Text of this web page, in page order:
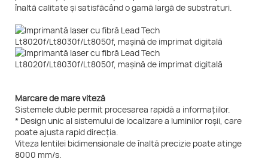
înaltă calitate și satisfăcând o gamă largă de substraturi.
Marcare de mare viteză
Sistemele duble permit procesarea rapidă a informațiilor.
* Design unic al sistemului de localizare a luminilor roșii, care
poate ajusta rapid direcția.
Viteza lentilei bidimensionale de înaltă precizie poate atinge
8000 mm/s.